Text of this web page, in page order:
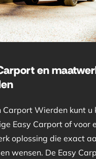
en
Carport Wierden kunt u
Easy Carport of voor
oplossing die exact
wensen. De Easy